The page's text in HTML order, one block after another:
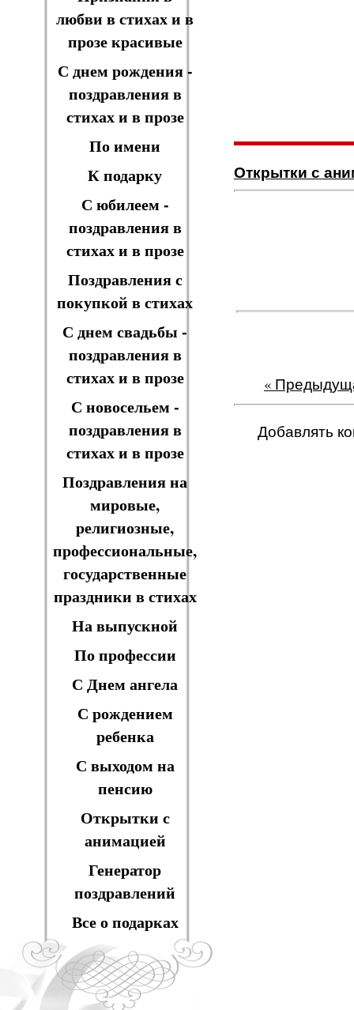
любви в стихах и в
прозе красивые
С днем рождения -
поздравления в
стихах и в прозе
По имени
К подарку
С юбилеем -
поздравления в
стихах и в прозе
Поздравления с
покупкой в стихах
С днем свадьбы -
поздравления в
стихах и в прозе
С новосельем -
поздравления в
стихах и в прозе
Поздравления на
мировые,
религиозные,
профессиональные,
государственные
праздники в стихах
На выпускной
По профессии
С Днем ангела
С рождением
ребенка
С выходом на
пенсию
Открытки с
анимацией
Генератор
поздравлений
Все о подарках
Открытки с
«
Добавлять